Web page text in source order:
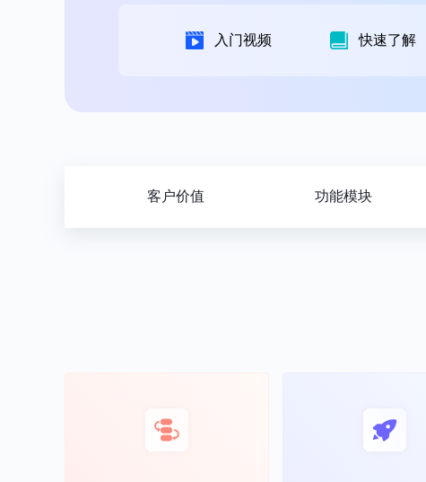
入门视频 快速了解
客户价值 功能模块